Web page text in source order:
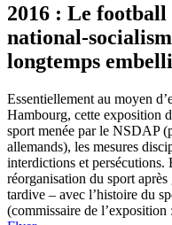
2016 : Le football
national-
longtemps embelli
Essentiellement au moyen
Hambourg, cette exposition
sport menée par le NSDAP
allemands), les mesures
interdictions et persécutions.
réorganisation du sport
tardive – avec l’histoire du
(commissaire de